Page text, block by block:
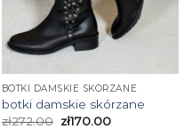
BOTKI DAMSKIE SKÓRZANE
botki damskie skórzane
zł272.00 zł170.00